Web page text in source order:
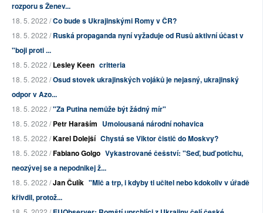
rozporu s Ženev...
18. 5. 2022 /Co bude s Ukrajinskými Romy v ČR?
18. 5. 2022 /Ruská propaganda nyní vyžaduje od Rusů aktivní účast v
"boji proti ...
18. 5. 2022 /Lesley Keen critteria
18. 5. 2022 /Osud stovek ukrajinských vojáků je nejasný, ukrajinský
odpor v Azo...
18. 5. 2022 /"Za Putina nemůže být žádný mír"
18. 5. 2022 /Petr Haraším Umolousaná národní nohavica
18. 5. 2022 /Karel Dolejší Chystá se Viktor čistič do Moskvy?
18. 5. 2022 /Fabiano Golgo Vykastrované češství: "Seď, buď potichu,
neozývej se a nepodnikej ž...
18. 5. 2022 /Jan Čulík "Mlč a trp, i kdyby ti učitel nebo kdokoliv v úřadě
křivdil, protož...